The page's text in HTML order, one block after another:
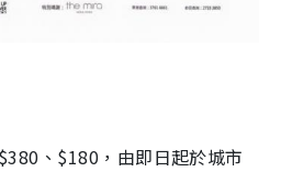
、$180，由即日起於城市